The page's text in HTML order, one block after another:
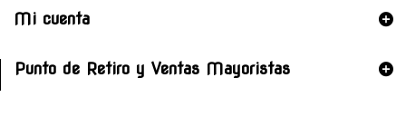
Mi cuenta
Punto de Retiro y Ventas Mayoristas